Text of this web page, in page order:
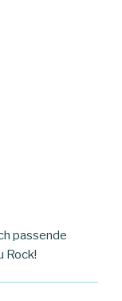
passende
Rock!